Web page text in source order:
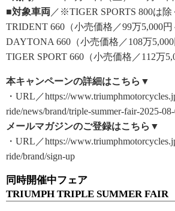
■対象車両 ／※TIGER SPORTS 800は除
TRIDENT 660（小売価格／99万5,000円
DAYTONA 660（小売価格／108万5,000
TIGER SPORT 660（小売価格／112万
本キャンペーンの詳細はこちら▼
・URL／https://
ride/news/brand/triple-summer-fair-2025-08-
メールマガジンのご登録はこちら▼
・URL／https://
ride/brand/sign-up
同時開催中フェア
TRIUMPH TRIPLE SUMMER FAIR